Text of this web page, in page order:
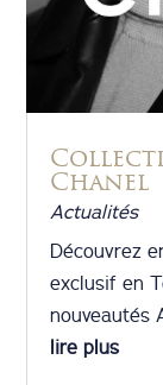
Chanel
Actualités
Découvrez
exclusif en
nouveautés
lire plus